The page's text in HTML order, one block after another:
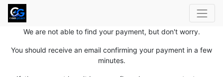
We are not able to find your payment, but don't worry.
You should receive an email confirming your payment in a few
minutes.